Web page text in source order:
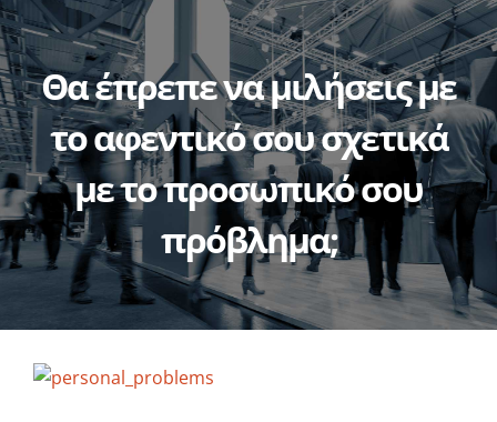
Θα έπρεπε να μιλήσεις με
το αφεντικό σου σχετικά
με το προσωπικό σου
πρόβλημα;
View